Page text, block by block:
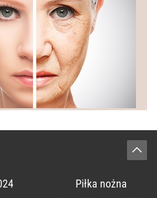
Piłka nożna